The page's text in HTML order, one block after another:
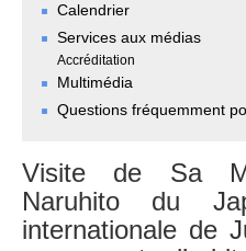
Visite de Sa
Naruhito du
internationale de
Calendrier
Services aux médias
Accréditation
Multimédia
Questions fréquemment
Main navigation
Historique
Membres de la Cour
Tous les membres
Présidence
Déclarations du président